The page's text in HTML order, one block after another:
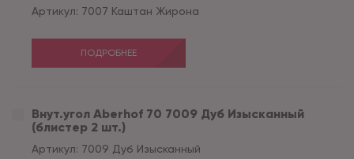
Артикул: 7007 Каштан Жирона
ПОДРОБНЕЕ
Внут.угол Aberhof 70 7009 Дуб Изысканный
(блистер 2 шт.)
Артикул: 7009 Дуб Изысканный